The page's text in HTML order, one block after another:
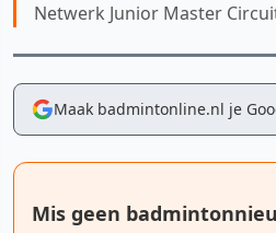
Netwerk Junior Master
Maak badmintonline.nl je
Mis geen